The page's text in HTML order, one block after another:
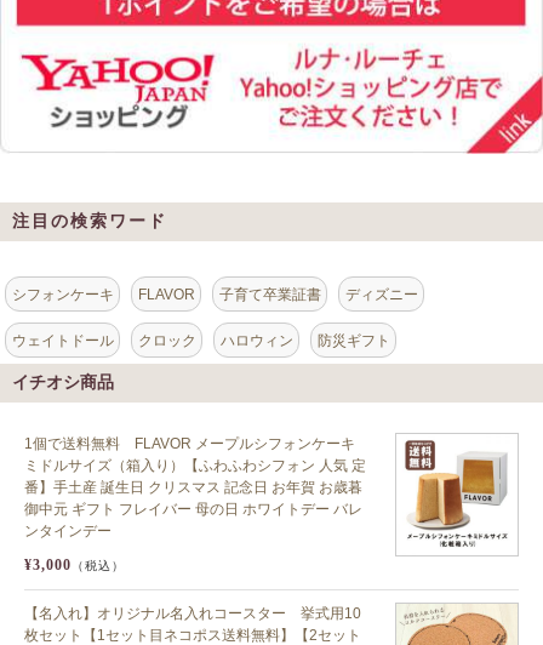
注目の検索ワード
シフォンケーキ FLAVOR 子育て卒業証書 ディズニー
ウェイトドール クロック ハロウィン 防災ギフト
イチオシ商品
1個で送料無料 FLAVOR メープルシフォンケーキ
ミドルサイズ（箱入り）【ふわふわシフォン 人気 定
番】手土産 誕生日 クリスマス 記念日 お年賀 お歳暮
御中元 ギフト フレイバー 母の日 ホワイトデー バレ
ンタインデー
¥3,000 （税込）
【名入れ】オリジナル名入れコースター 挙式用10
枚セット【1セット目ネコポス送料無料】【2セット